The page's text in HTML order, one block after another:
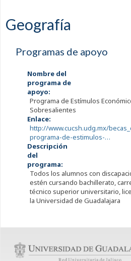
Geografía
Programas de apoyo
Nombre del
programa de
apoyo:
Programa de Estímulos
Sobresalientes
Enlace:
http://www.cucsh.udg.mx/
programa-de-estimulos-…
Descripción
del
programa:
Todos los alumnos con
estén cursando bachillerato,
técnico superior universitario,
la Universidad de Guadalajara